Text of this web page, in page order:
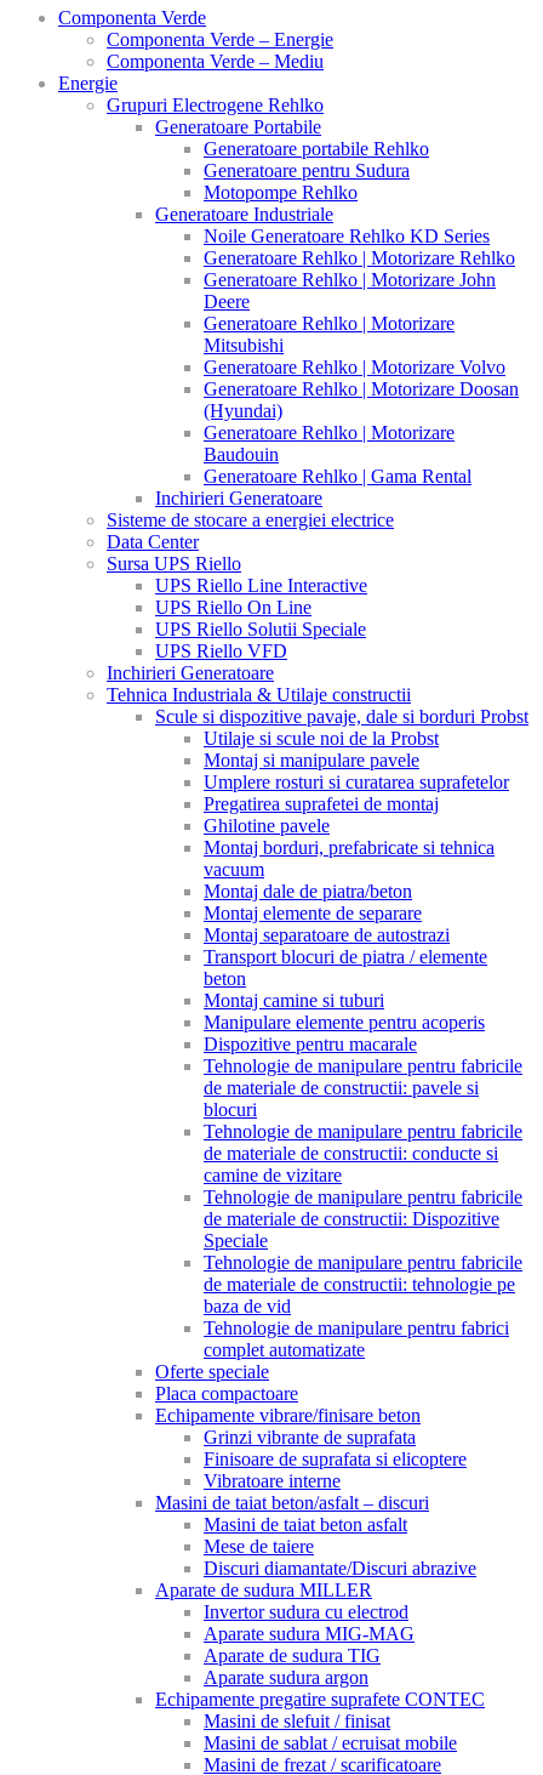
Componenta Verde
Componenta Verde – Energie
Componenta Verde – Mediu
Energie
Grupuri Electrogene Rehlko
Generatoare Portabile
Generatoare portabile Rehlko
Generatoare pentru Sudura
Motopompe Rehlko
Generatoare Industriale
Noile Generatoare Rehlko KD Series
Generatoare Rehlko | Motorizare Rehlko
Generatoare Rehlko | Motorizare John
Deere
Generatoare Rehlko | Motorizare
Mitsubishi
Generatoare Rehlko | Motorizare Volvo
Generatoare Rehlko | Motorizare Doosan
(Hyundai)
Generatoare Rehlko | Motorizare
Baudouin
Generatoare Rehlko | Gama Rental
Inchirieri Generatoare
Sisteme de stocare a energiei electrice
Data Center
Sursa UPS Riello
UPS Riello Line Interactive
UPS Riello On Line
UPS Riello Solutii Speciale
UPS Riello VFD
Inchirieri Generatoare
Tehnica Industriala & Utilaje constructii
Scule si dispozitive pavaje, dale si borduri Probst
Utilaje si scule noi de la Probst
Montaj si manipulare pavele
Umplere rosturi si curatarea suprafetelor
Pregatirea suprafetei de montaj
Ghilotine pavele
Montaj borduri, prefabricate si tehnica
vacuum
Montaj dale de piatra/beton
Montaj elemente de separare
Montaj separatoare de autostrazi
Transport blocuri de piatra / elemente
beton
Montaj camine si tuburi
Manipulare elemente pentru acoperis
Dispozitive pentru macarale
Tehnologie de manipulare pentru fabricile
de materiale de constructii: pavele si
blocuri
Tehnologie de manipulare pentru fabricile
de materiale de constructii: conducte si
camine de vizitare
Tehnologie de manipulare pentru fabricile
de materiale de constructii: Dispozitive
Speciale
Tehnologie de manipulare pentru fabricile
de materiale de constructii: tehnologie pe
baza de vid
Tehnologie de manipulare pentru fabrici
complet automatizate
Oferte speciale
Placa compactoare
Echipamente vibrare/finisare beton
Grinzi vibrante de suprafata
Finisoare de suprafata si elicoptere
Vibratoare interne
Masini de taiat beton/asfalt – discuri
Masini de taiat beton asfalt
Mese de taiere
Discuri diamantate/Discuri abrazive
Aparate de sudura MILLER
Invertor sudura cu electrod
Aparate sudura MIG-MAG
Aparate de sudura TIG
Aparate sudura argon
Echipamente pregatire suprafete CONTEC
Masini de slefuit / finisat
Masini de sablat / ecruisat mobile
Masini de frezat / scarificatoare